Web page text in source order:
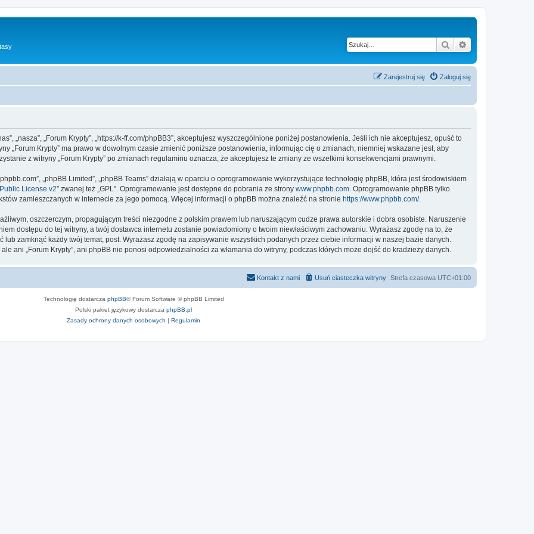
Szukaj
Zaloguj się
Zarejestruj się
„nasza”, „Forum Krypty”, „https://k-ff.com/phpBB3”, akceptujesz wyszczególnione poniżej postanowienia. Jeśli ich nie akceptujesz, opuść to
„Forum Krypty” ma prawo w dowolnym czasie zmienić poniższe postanowienia, informując cię o zmianach, niemniej wskazane jest, aby
z witryny „Forum Krypty” po zmianach regulaminu oznacza, że akceptujesz te zmiany ze wszelkimi konsekwencjami prawnymi.
„phpBB Limited”, „phpBB Teams” działają w oparciu o oprogramowanie wykorzystujące technologię phpBB, która jest środowiskiem
License v2” zwanej też „GPL”. Oprogramowanie jest dostępne do pobrania ze strony www.phpbb.com . Oprogramowanie phpBB tylko
zamieszczanych w internecie za jego pomocą. Więcej informacji o phpBB można znaleźć na stronie https://www.phpbb.com/.
oszczerczym, propagującym treści niezgodne z polskim prawem lub naruszającym cudze prawa autorskie i dobra osobiste. Naruszenie
dostępu do tej witryny, a twój dostawca internetu zostanie powiadomiony o twoim niewłaściwym zachowaniu. Wyrażasz zgodę na to, że
lub zamknąć każdy twój temat, post. Wyrażasz zgodę na zapisywanie wszystkich podanych przez ciebie informacji w naszej bazie danych.
ani „Forum Krypty”, ani phpBB nie ponosi odpowiedzialności za włamania do witryny, podczas których może dojść do kradzieży danych.
Strefa czasowa UTC+01:00
Usuń ciasteczka witryny
Kontakt z nami
Technologię dostarcza phpBB® Forum Software © phpBB Limited
Polski pakiet językowy dostarcza phpBB.pl
Zasady ochrony danych osobowych | Regulamin